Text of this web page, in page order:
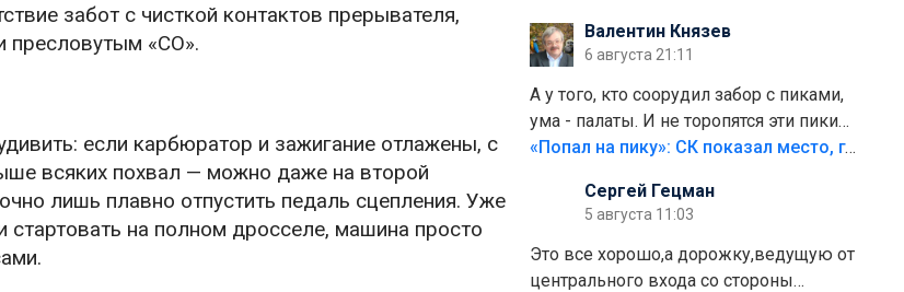
забот с чисткой контактов прерывателя,
пресловутым «СО».
если карбюратор и зажигание отлажены, с
всяких похвал — можно даже на второй
лишь плавно отпустить педаль сцепления. Уже
стартовать на полном дросселе, машина просто
Валентин Князев
6 августа 21:11
А у того, кто соорудил забор с пиками,
ума - палаты. И не торопятся эти пики
срезать
«Попал на пику»: СК показал место, где был смертельно травмирован ребенок в Тольятти
Сергей Гецман
5 августа 11:03
Это все хорошо,а дорожку,ведущую от
центрального входа со стороны